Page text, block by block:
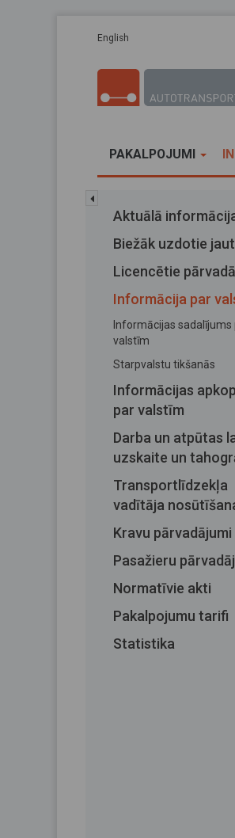
English
PAKALPOJUMI
Aktuālā
Biežāk uzdotie
Licencētie
Informācija par
Informācijas sadalījums
valstīm
Starpvalstu tikšanās
Informācijas
par valstīm
Darba un atpūtas
uzskaite un
Transportlīdzekļa
vadītāja
Kravu pārvadājumi
Pasažieru
Normatīvie akti
Pakalpojumu tarifi
Statistika